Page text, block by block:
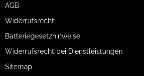
AGB
Widerrufsrecht
Batteriegesetzhinweise
Widerrufsrecht bei Dienstleistungen
Sitemap